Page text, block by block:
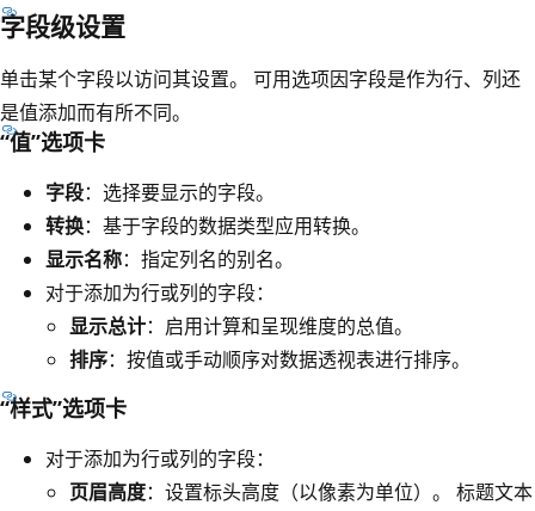
字段级设置
单击某个字段以访问其设置。 可用选项因字段是作为行、列还
是值添加而有所不同。
“值”选项卡
字段：选择要显示的字段。
转换：基于字段的数据类型应用转换。
显示名称：指定列名的别名。
对于添加为行或列的字段：
显示总计：启用计算和呈现维度的总值。
排序：按值或手动顺序对数据透视表进行排序。
“样式”选项卡
对于添加为行或列的字段：
页眉高度：设置标头高度（以像素为单位）。 标题文本